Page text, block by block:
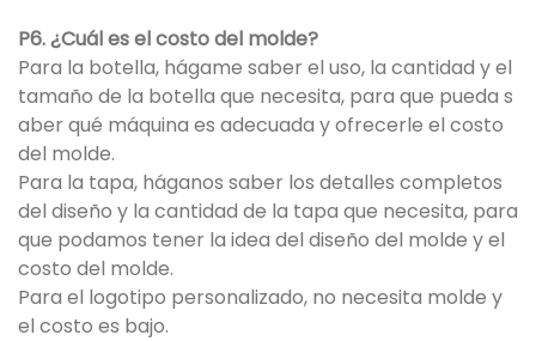
P6. ¿Cuál es el costo del molde?
Para la botella, hágame saber el uso, la cantidad y el
tamaño de la botella que necesita, para que pueda s
aber qué máquina es adecuada y ofrecerle el costo
del molde.
Para la tapa, háganos saber los detalles completos
del diseño y la cantidad de la tapa que necesita, para
que podamos tener la idea del diseño del molde y el
costo del molde.
Para el logotipo personalizado, no necesita molde y
el costo es bajo.